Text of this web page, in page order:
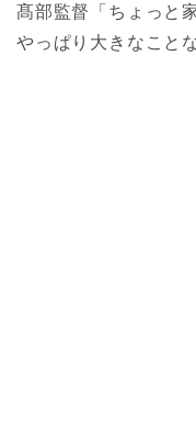
髙部監督「ちょっと
やっぱり大きなこと